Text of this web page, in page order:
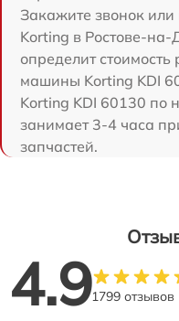
Закажите звонок или
Korting в Ростове-на-
определит
машины Korting KDI
Korting KDI 60130 по
занимает 3-4 часа
запчастей.
4.91799 отзывов